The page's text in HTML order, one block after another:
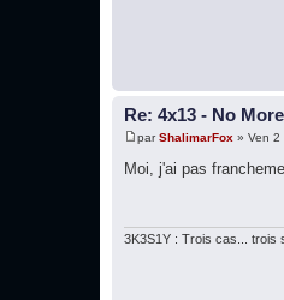
Re: 4x13 - No
parShalimarFox » Ven 2
Moi, j'ai pas
3K3S1Y : Trois cas... trois